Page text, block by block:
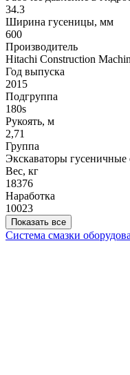
34.3
Ширина гусеницы, мм
600
Производитель
Hitachi Construction
Год выпуска
2015
Подгруппа
180s
Рукоять, м
2,71
Группа
Экскаваторы гусеничные
Вес, кг
18376
Наработка
10023
Показать все
Система смазки